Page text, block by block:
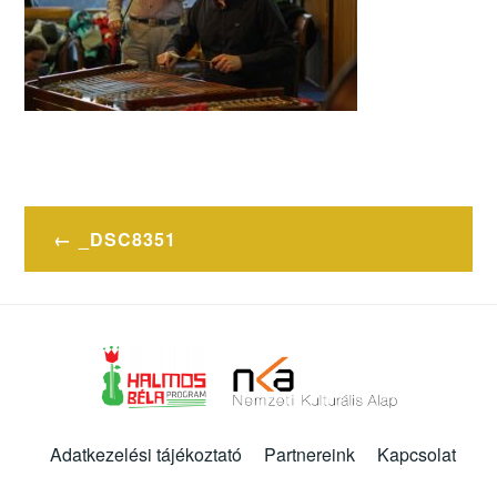
Bejegyzés
navigáció
_DSC8351
Adatkezelési tájékoztató Partnereink Kapcsolat